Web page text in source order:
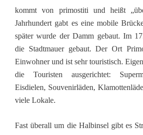
kommt von primostiti und heißt
Jahrhundert gabt es eine mobile
später wurde der Damm gebaut. Im
die Stadtmauer gebaut. Der Ort
Einwohner und ist sehr touristisch.
die Touristen ausgerichtet:
Eisdielen, Souvenirläden,
viele Lokale.
Fast überall um die Halbinsel gibt es